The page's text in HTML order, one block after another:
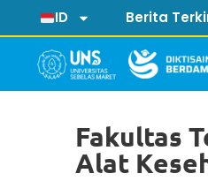
ID Berita
Fakultas
Alat